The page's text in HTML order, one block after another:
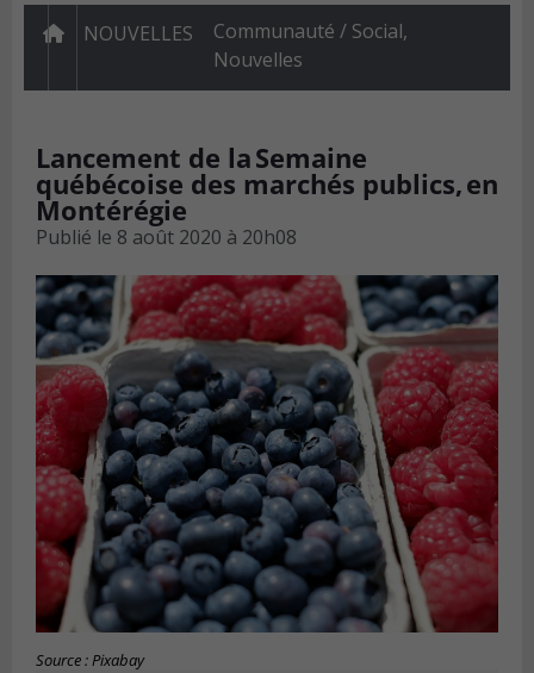
NOUVELLES Communauté / Social,
Nouvelles
Lancement de la Semaine
québécoise des marchés publics, en
Montérégie
Publié le 8 août 2020 à 20h08
Source : Pixabay